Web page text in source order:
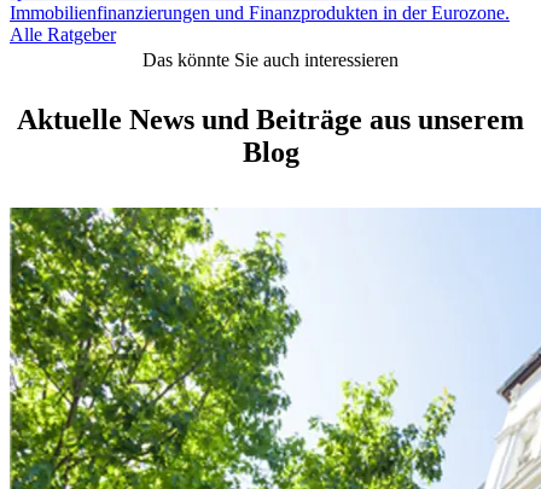
Immobilienfinanzierungen und Finanzprodukten in der Eurozone.
Alle Ratgeber
Das könnte Sie auch interessieren
Aktuelle News und Beiträge aus unserem
Blog